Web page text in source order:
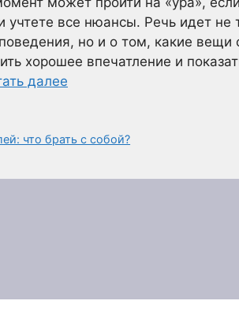
учтете все нюансы. Речь идет не
но и о том, какие вещи
хорошее впечатление и
далее
что брать с собой?